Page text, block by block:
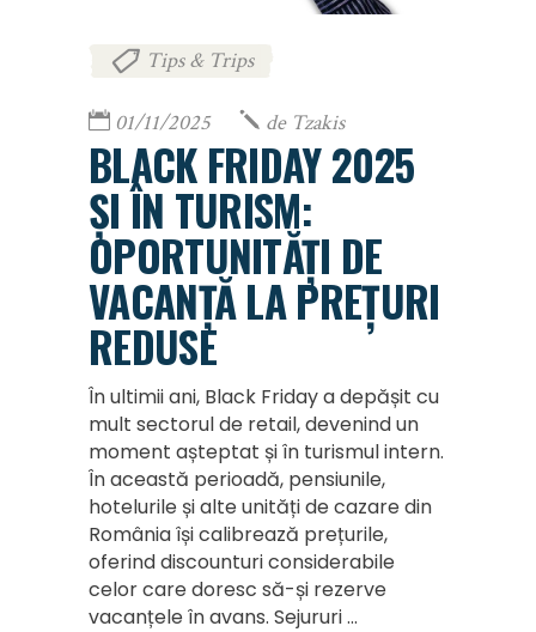
Tips & Trips
01/11/2025 de Tzakis
BLACK FRIDAY 2025
ȘI ÎN TURISM:
OPORTUNITĂȚI DE
VACANȚĂ LA PREȚURI
REDUSE
În ultimii ani, Black Friday a depășit cu
mult sectorul de retail, devenind un
moment așteptat și în turismul intern.
În această perioadă, pensiunile,
hotelurile și alte unități de cazare din
România își calibrează prețurile,
oferind discounturi considerabile
celor care doresc să-și rezerve
vacanțele în avans. Sejururi